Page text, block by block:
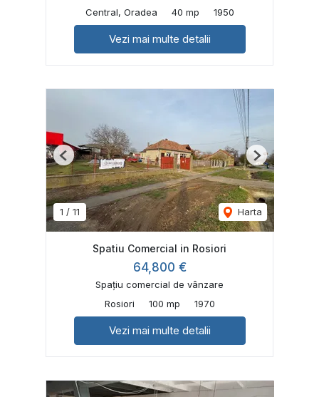
Central, Oradea
40 mp 1950
Vezi mai multe detalii
1 / 11 Harta
Previous Next
Spatiu Comercial in Rosiori
64,800 €
Spațiu comercial de vânzare
Rosiori
100 mp 1970
Vezi mai multe detalii